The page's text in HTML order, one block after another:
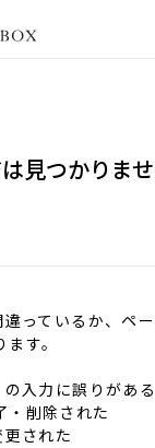
見つかりま
っているか、ペ
す。
の入力に誤りがある
・削除された
更された